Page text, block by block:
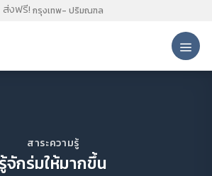
ส่งฟรี! กรุงเทพ- ปริมณฑล
สาระความรู้
รู้จักร่มให้มากขึ้น